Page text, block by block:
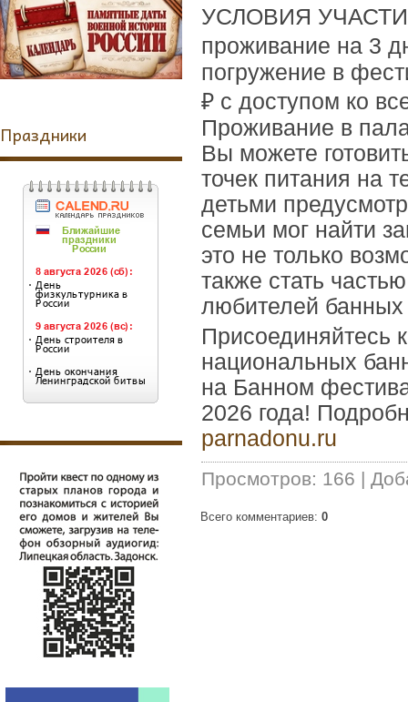
Праздники
УСЛОВИЯ
проживание на 3
погружение в
₽ с доступом ко
Проживание в
Вы можете
точек питания на
детьми
семьи мог найти
это не только
также стать
любителей банных
Присоединяйтесь
национальных
на Банном
2026 года!
parnadonu.ru
Просмотров: 166 |
Всего комментариев: 0